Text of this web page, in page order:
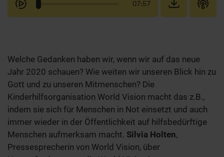
07:57
Welche Gedanken haben wir, wenn wir auf das neue
Jahr 2020 schauen? Wie weiten wir unseren Blick hin zu
Gott und zu unseren Mitmenschen? Die
Kinderhilfsorganisation World Vision macht das z.B.,
indem sie sich für Menschen in Not einsetzt und auch
immer wieder in der Öffentlichkeit auf hilfsbedürftige
Menschen aufmerksam macht. Silvia Holten,
Pressesprecherin von World Vision, über